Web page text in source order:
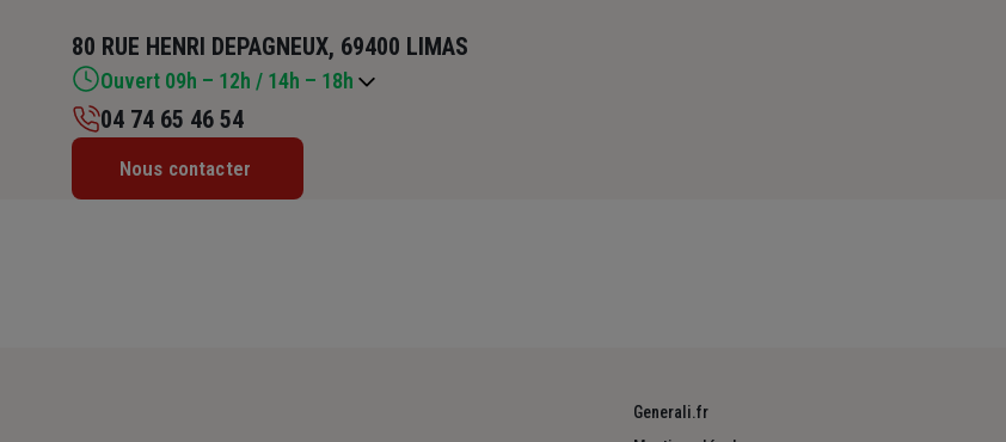
80 RUE HENRI DEPAGNEUX, 69400 LIMAS
Ouvert 09h – 12h / 14h – 18h
Mardi : 09h – 12h / 14h – 18h
04 74 65 46 54
Nous contacter
Generali.fr